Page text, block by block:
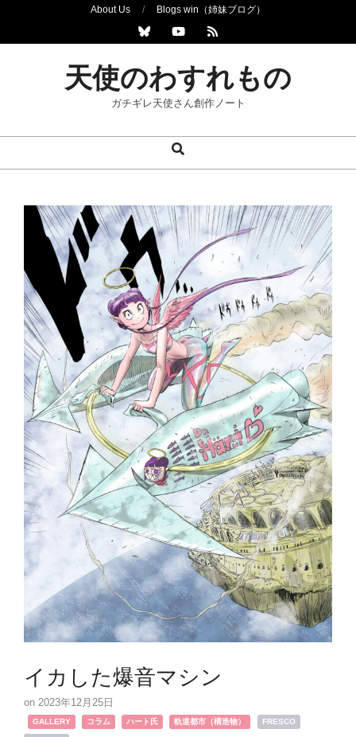
About Us Blogs win（姉妹ブログ）
天使のわすれもの
ガチギレ天使さん創作ノート
Navigation
Search
イカした爆音マシン
2023年12月25日
GALLERY コラム ハート氏 軌道都市（構造物） FRESCO